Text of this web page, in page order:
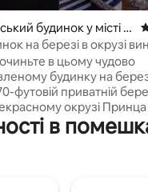
з 5, відгуки: 202
будинок у місті P
Edward
на березі в окрузі
та в цьому чудово
будинку на
футовій приватній
окрузі
нашою
видом,
в